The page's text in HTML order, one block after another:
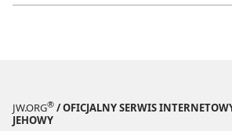
JW.ORG® / OFICJALNY SERWIS
JEHOWY